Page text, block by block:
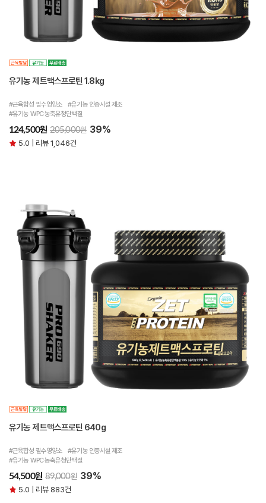
유기농 제트맥스프로틴 1.8kg
#근육합성 필수영양소 #유기농 인증시설 제조
#유기농 WPC 농축유청단백질
124,500원 205,000원 39%
5.0 | 리뷰 1,046건
유기농 제트맥스프로틴 640g
#근육합성 필수영양소 #유기농 인증시설 제조
#유기농 WPC 농축유청단백질
54,500원 89,000원 39%
5.0 | 리뷰 883건